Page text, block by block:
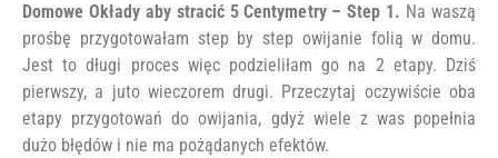
Domowe Okłady aby stracić 5 Centymetry – Step 1. Na waszą
prośbę przygotowałam step by step owijanie folią w domu.
Jest to długi proces więc podzieliłam go na 2 etapy. Dziś
pierwszy, a juto wieczorem drugi. Przeczytaj oczywiście oba
etapy przygotowań do owijania, gdyż wiele z was popełnia
dużo błędów i nie ma pożądanych efektów.